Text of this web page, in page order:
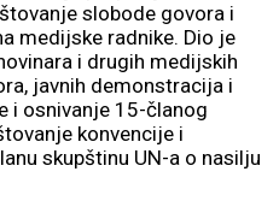
slobode govora i
medijske radnike. Dio je
i drugih medijskih
javnih demonstracija i
i osnivanje 15-članog
konvencije i
skupštinu UN-a o nasilju